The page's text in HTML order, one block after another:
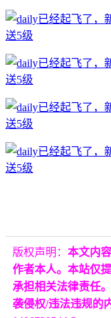
版权声明： 本文内
作者本人。本站仅
承担相关法律责任
袭侵权/违法违规的